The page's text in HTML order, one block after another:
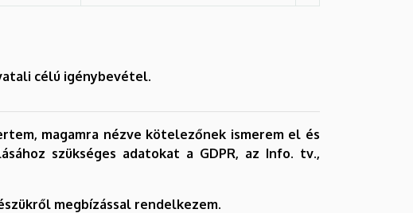
célú igénybevétel.
magamra nézve kötelezőnek ismerem el és
szükséges adatokat a GDPR, az Info. tv.,
megbízással rendelkezem.